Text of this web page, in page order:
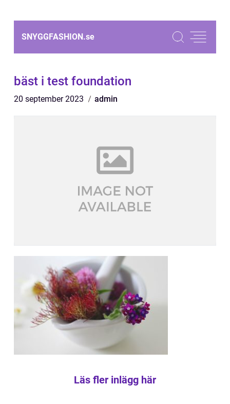
SNYGGFASHION.se
bäst i test foundation
20 september 2023 admin
Läs fler inlägg här